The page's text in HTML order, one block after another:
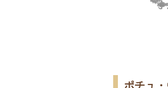
ポチュ